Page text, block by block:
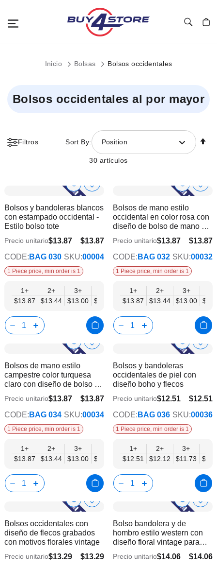
Inicio Bolsas Bolsos occidentales
Bolsos occidentales al por mayor
30 artículos
Filtros Sort By: Position
Show
Info
Añadir
la
lista
deseos
Bolsos y bandoleras blancos
con estampado occidental -
Estilo bolso tote
$13.87
$11.27
Precio unitario$13.87
CODE: BAG 030 SKU:00004
1 Piece price, min order is 1
1+
$13.87
2+
$13.44
3+
$13.00
$12.57
6+
$12.14
9+
$11.70
12+
$11.27
Show
Info
lista
de
Bolsos de mano estilo
occidental en color rosa con
diseño de bolso de mano y
$13.87
$11.27
Precio unitario$13.87
CODE: BAG 032 SKU:00032
1 Piece price, min order is 1
1+
$13.87
2+
$13.44
3+
$13.00
Show
Info
Añadir
de
deseos
Bolsos de mano estilo
campestre color turquesa
claro con diseño de bolso de
mano y bandolera
$13.87
$11.27
Precio unitario$13.87
CODE: BAG 034 SKU:00034
1 Piece price, min order is 1
1+
$13.87
2+
$13.44
3+
$13.00
$12.57
6+
$12.14
9+
$11.70
12+
$11.27
Show
Info
Bolsos y bandoleras
occidentales de piel con
diseño boho y flecos
$12.51
$10.17
Precio unitario$12.51
CODE: BAG 036 SKU:00036
1 Piece price, min order is 1
1+
$12.51
2+
$12.12
3+
$11.73
Show
Info
Añadir
lista
de
deseos
Bolsos occidentales con
diseño de flecos grabados
con motivos florales vintage
$13.29
$10.95
Precio unitario$13.29
Show
Info
lista
de
Bolso bandolera y de
hombro estilo western con
diseño floral vintage para
hombres y mujeres
$14.06
$11.58
Precio unitario$14.06